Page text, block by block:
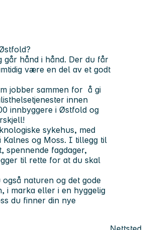
går hånd i hånd. Der du får
være en del av et godt
jobber sammen for å gi
innen
innbyggere i Østfold og
sykehus, med
og Moss. I tillegg til
spennende fagdager,
til rette for at du skal
naturen og det gode
i marka eller i en hyggelig
du finner din nye